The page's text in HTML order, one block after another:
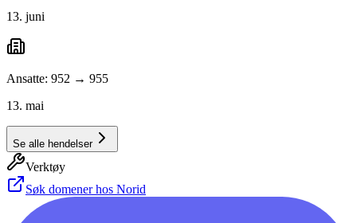
13. juni
Ansatte: 952 → 955
13. mai
Se alle hendelser
Verktøy
Søk domener hos Norid